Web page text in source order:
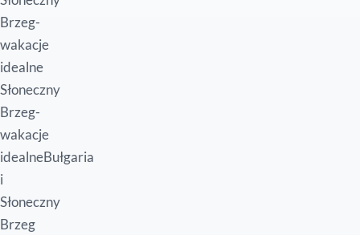
Brzeg-
wakacje
idealne
Słoneczny
Brzeg-
wakacje
idealneBułgaria
i
Słoneczny
Brzeg